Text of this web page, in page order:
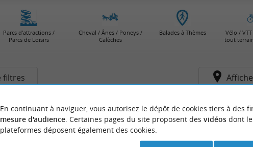
Parcs d'attractions /
Parcs de Loisirs
Cheval / Ânes / Poneys /
Calèches
Balades à Thèmes
Vélo /
tout
filtres
En continuant à naviguer, vous autorisez le dépôt de cookies tiers à des
mesure d'audience. Certaines pages du site proposent des vidéosdont
plateformes déposent également des cookies.